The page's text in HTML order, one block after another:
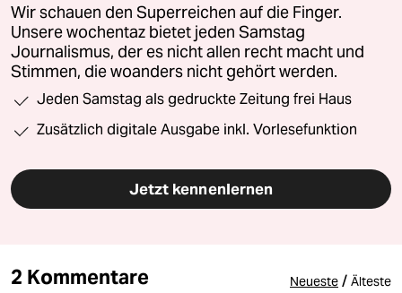
Wir schauen den Superreichen auf die Finger.
Unsere wochentaz bietet jeden Samstag
Journalismus, der es nicht allen recht macht und
Stimmen, die woanders nicht gehört werden.
Jeden Samstag als gedruckte Zeitung frei Haus
Zusätzlich digitale Ausgabe inkl. Vorlesefunktion
Jetzt kennenlernen
2 Kommentare Neueste / Älteste